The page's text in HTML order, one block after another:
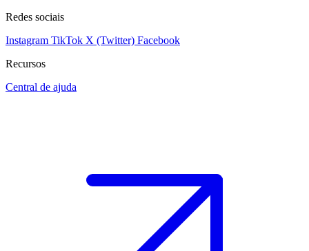
Redes sociais
Instagram TikTok X (Twitter) Facebook
Recursos
Central de ajuda